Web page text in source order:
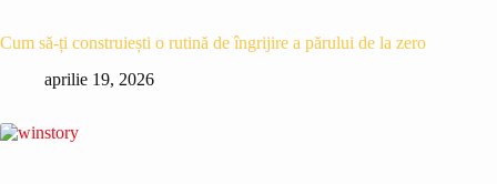
Cum să-ți construiești o rutină de îngrijire a părului de la zero
aprilie 19, 2026